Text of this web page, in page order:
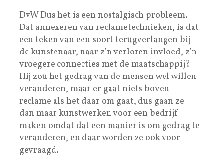
DvW Dus het is een nostalgisch probleem.
Dat annexeren van reclametechnieken, is dat
een teken van een soort terugverlangen bij
de kunstenaar, naar z’n verloren invloed, z’n
vroegere connecties met de maatschappij?
Hij zou het gedrag van de mensen wel willen
veranderen, maar er gaat niets boven
reclame als het daar om gaat, dus gaan ze
dan maar kunstwerken voor een bedrijf
maken omdat dat een manier is om gedrag te
veranderen, en daar worden ze ook voor
gevraagd.